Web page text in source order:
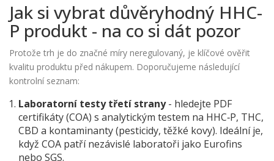
Jak si vybrat důvěryhodný HHC-
P produkt - na co si dát pozor
Protože trh je do značné míry neregulovaný, je klíčové ověřit
kvalitu produktu před nákupem. Doporučujeme následující
kontrolní seznam:
Laboratorní testy třetí strany- hledejte PDF
certifikáty (COA) s analytickým testem na HHC‑P, THC,
CBD a kontaminanty (pesticidy, těžké kovy). Ideální je,
když COA patří nezávislé laboratoři jako Eurofins
nebo SGS.